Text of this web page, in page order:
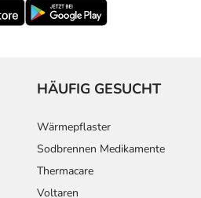
HÄUFIG GESUCHT
Wärmepflaster
Sodbrennen Medikamente
Thermacare
Voltaren